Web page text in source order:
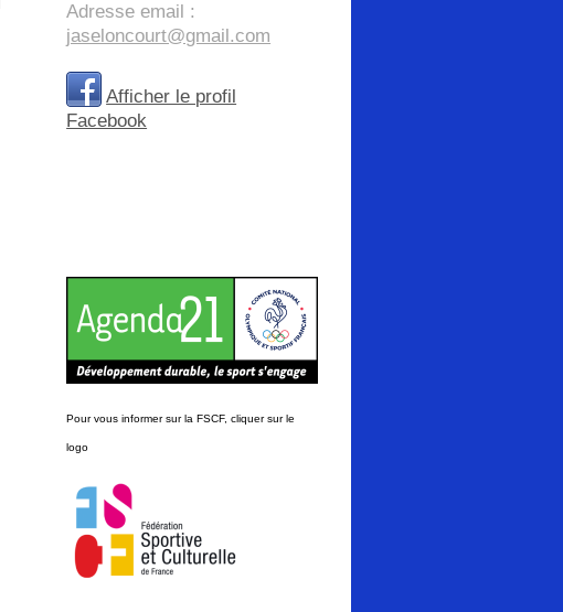
Adresse email :
jaseloncourt@gmail.com
Afficher le profil
Facebook
Pour vous informer sur la FSCF, cliquer sur le
logo